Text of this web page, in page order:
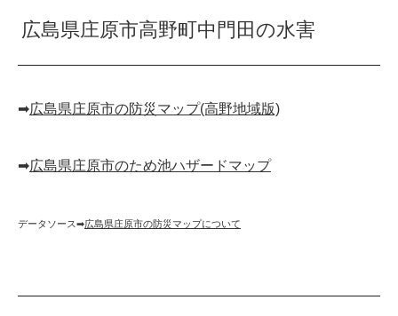
広島県庄原市高野町中門田の水害
➡︎広島県庄原市の防災マップ(高野地域版)
➡︎広島県庄原市のため池ハザードマップ
データソース➡︎広島県庄原市の防災マップについて